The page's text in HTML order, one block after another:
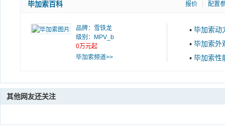
报价 配置
毕加索百科
品牌： 雪铁龙
级别：MPV_b
0万元起
毕加索频道>>
▪ 毕加索动
▪ 毕加索外
▪ 毕加索性
其他网友还关注